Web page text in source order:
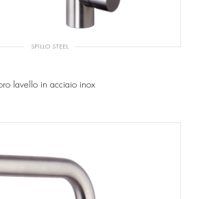
SPILLO STEEL
lavello in acciaio inox